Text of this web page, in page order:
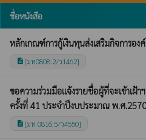
ชื่อหนังสือ
หลักเกณฑ์การกู้เงินทุนส่งเสริมกิจการอง
description [มท0808.2/ว1462]
ขอความร่วมมือแจ้งรายชื่อผู้ที่จะเข้าเฝ้
ครั้งที่ 41 ประจำปีงบประมาณ พ.ศ.2570
description [มท 0816.5/ว4550]